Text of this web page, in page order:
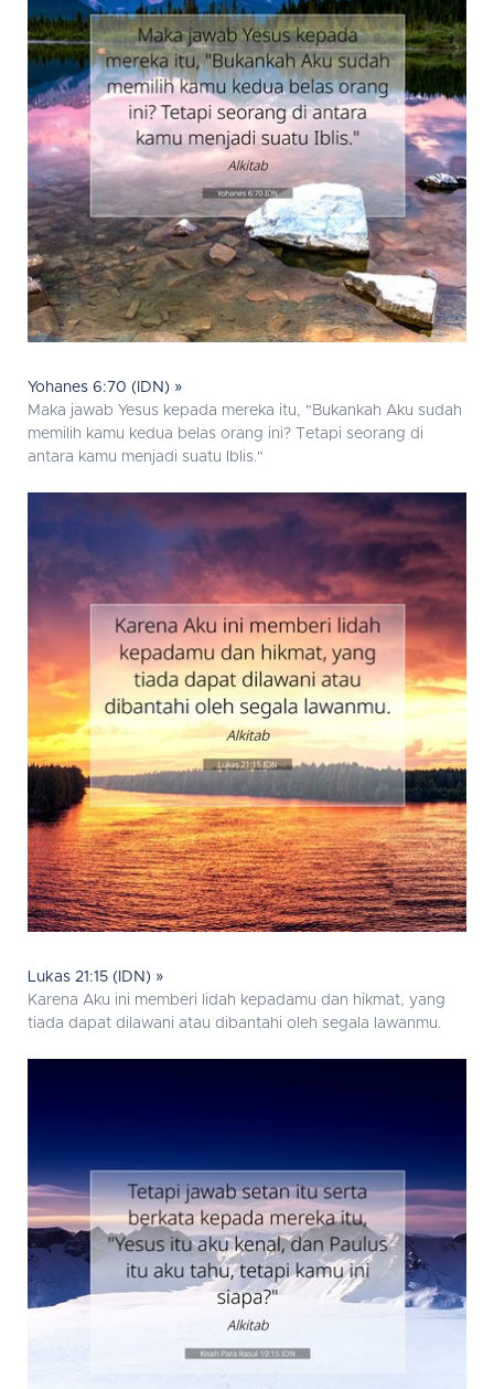
Yohanes 6:70 (IDN) »
Maka jawab Yesus kepada mereka itu, "Bukankah Aku sudah
memilih kamu kedua belas orang ini? Tetapi seorang di
antara kamu menjadi suatu Iblis."
Lukas 21:15 (IDN) »
Karena Aku ini memberi lidah kepadamu dan hikmat, yang
tiada dapat dilawani atau dibantahi oleh segala lawanmu.